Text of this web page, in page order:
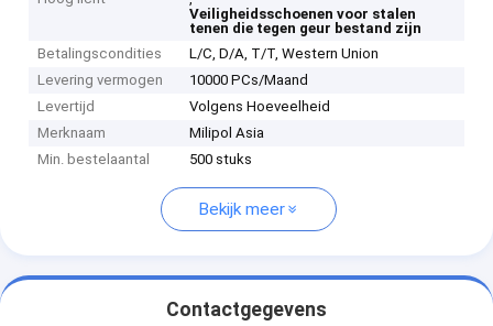
Veiligheidsschoenen voor stalen
tenen die tegen geur bestand zijn
Betalingscondities
L/C, D/A, T/T, Western Union
Levering vermogen
10000 PCs/Maand
Levertijd
Volgens Hoeveelheid
Merknaam
Milipol Asia
Min. bestelaantal
500 stuks
Bekijk meer
Contactgegevens